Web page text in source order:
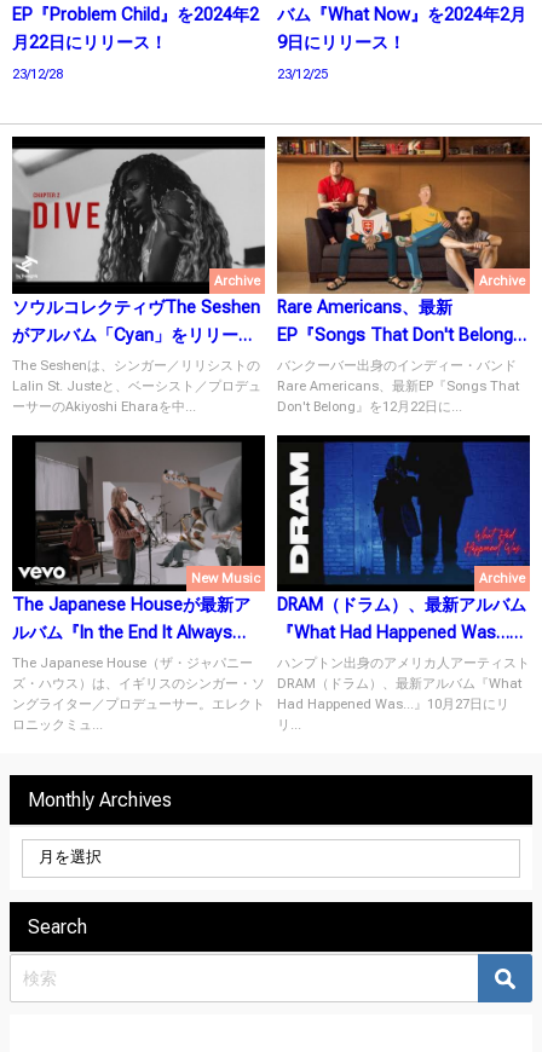
EP『Problem Child』を2024年2
月22日にリリース！
23/12/28
バム『What Now』を2024年2月
9日にリリース！
23/12/25
Archive
ソウルコレクティヴThe Seshen
がアルバム「Cyan」をリリー
ス！
The Seshenは、シンガー／リリシストの
Lalin St. Justeと、ベーシスト／プロデュ
ーサーのAkiyoshi Eharaを中...
Archive
Rare Americans、最新
EP『Songs That Don't Belong』
を12月22日にリリース！
バンクーバー出身のインディー・バンド
Rare Americans、最新EP『Songs That
Don't Belong』を12月22日に...
New Music
The Japanese Houseが最新ア
ルバム『In the End It Always
Does』を6月30日にリリース！
The Japanese House（ザ・ジャパニー
ズ・ハウス）は、イギリスのシンガー・ソ
ングライター／プロデューサー。エレクト
ロニックミュ...
Archive
DRAM（ドラム）、最新アルバム
『What Had Happened Was…』
11月10日にリリース！
ハンプトン出身のアメリカ人アーティスト
DRAM（ドラム）、最新アルバム『What
Had Happened Was...』10月27日にリ
リ...
Monthly Archives
Search